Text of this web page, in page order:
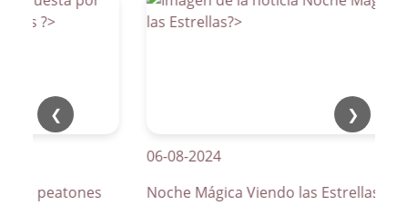
❮ ❯
de peatones
06-08-2024
Noche Mágica Viendo las Estrellas